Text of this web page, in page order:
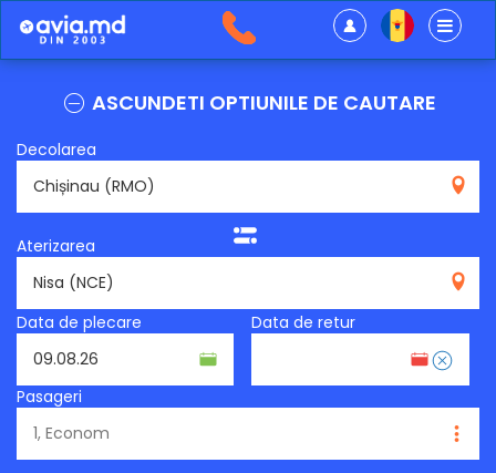
ASCUNDETI OPTIUNILE DE CAUTARE
Decolarea
Aterizarea
Data de plecare
Data de retur
Pasageri